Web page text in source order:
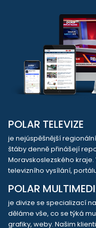
POLAR TELEVIZE
je nejúspěšnější
štáby denně přinášejí
Moravskoslezského
televizního vysílání,
POLAR
je divize se specializací
děláme vše, co se týká
grafiky, weby. Našim